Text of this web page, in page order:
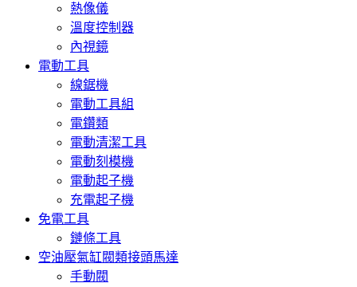
熱像儀
溫度控制器
內視鏡
電動工具
線鋸機
電動工具組
電鑽類
電動清潔工具
電動刻模機
電動起子機
充電起子機
免電工具
鏈條工具
空油壓氣缸閥類接頭馬達
手動閥